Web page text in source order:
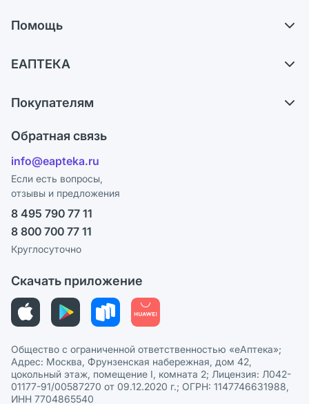
Помощь
Обмен и возврат
Блог
ЕАПТЕКА
Карьера
Поставщики
Лицензия
Реклама на сайте
Ваши товары на ЕАПТЕКЕ
СМИ о нас
Покупателям
Программа СберСпасибо
Политика конфиденциальности
Пользовательское соглашение
Политика рекомендаций
Политика в отношении обработки персональных данных
Обратная связь
info@eapteka.ru
Если есть вопросы,
отзывы и предложения
8 495 790 77 11
8 800 700 77 11
Круглосуточно
Скачать приложение
Общество с ограниченной ответственностью «еАптека»;
Адрес: Москва, Фрунзенская набережная, дом 42,
цокольный этаж, помещение I, комната 2; Лицензия: Л042-
01177-91/00587270 от 09.12.2020 г.; ОГРН: 1147746631988,
ИНН 7704865540